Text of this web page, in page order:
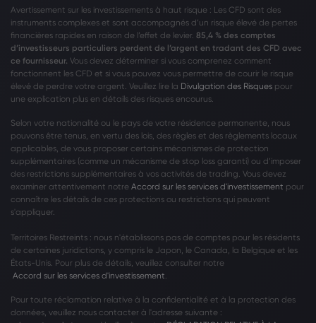
Avertissement sur les investissements à haut risque : Les CFD sont des
instruments complexes et sont accompagnés d’un risque élevé de pertes
financières rapides en raison de l’effet de levier. 85,4 % des comptes
d’investisseurs particuliers perdent de l’argent en tradant des CFD avec
ce fournisseur. Vous devez déterminer si vous comprenez comment
fonctionnent les CFD et si vous pouvez vous permettre de courir le risque
élevé de perdre votre argent. Veuillez lire la Divulgation des Risques pour
une explication plus en détails des risques encourus.
Selon votre nationalité ou le pays de votre résidence permanente, nous
pouvons être tenus, en vertu des lois, des règles et des règlements locaux
applicables, de vous proposer certains mécanismes de protection
supplémentaires (comme un mécanisme de stop loss garanti) ou d’imposer
des restrictions supplémentaires à vos activités de trading. Vous devez
examiner attentivement notre Accord sur les services d'investissement pour
connaître les détails de ces protections ou restrictions qui peuvent
s'appliquer.
Territoires Restreints : nous n'établissons pas de comptes pour les résidents
de certaines juridictions, y compris le Japon, le Canada, la Belgique et les
États-Unis. Pour plus de détails, veuillez consulter notre
Accord sur les services d'investissement
Pour toute réclamation relative à la confidentialité et à la protection des
données, veuillez nous contacter à l'adresse suivante :